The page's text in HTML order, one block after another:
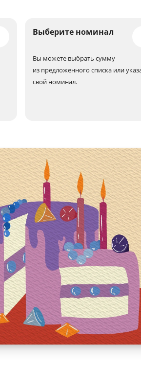
Выберите номинал
Вы можете выбрать сумму
из предложенного списка или
свой номинал.